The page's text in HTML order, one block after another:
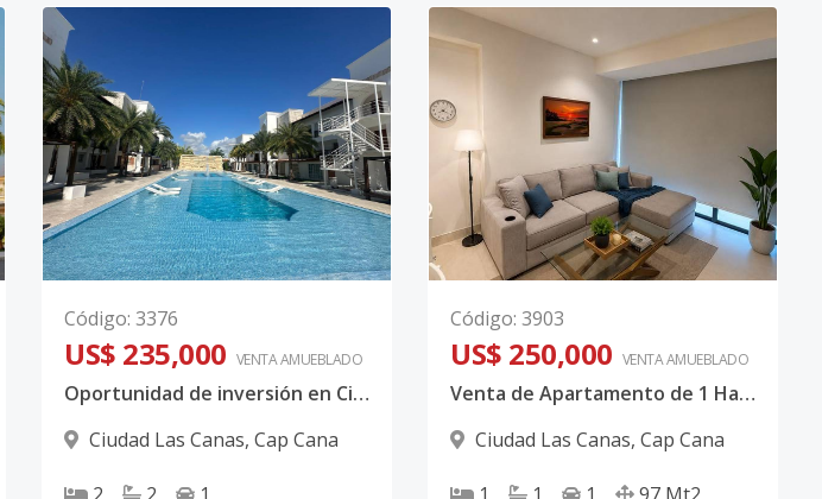
Código: 3376
US$ 235,000 VENTA AMUEBLADO
Oportunidad de inversión en Ciudad Las Canas, Cap Cana, Punta Cana
Ciudad Las Canas, Cap Cana
Código: 3903
US$ 250,000 VENTA AMUEBLADO
Venta de Apartamento de 1 Habitación amueblado en Cap Cana
Ciudad Las Canas, Cap Cana